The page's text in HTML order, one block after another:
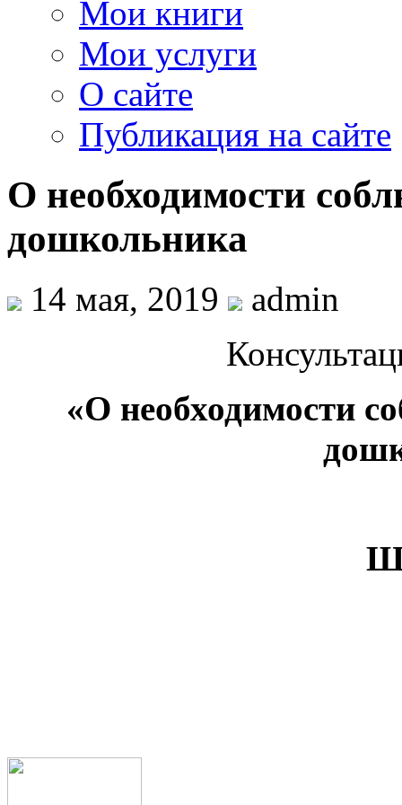
Мои книги
Мои услуги
О сайте
Публикация на сайте
О необходимости
дошкольника
14 мая, 2019
admin
«О необходимости